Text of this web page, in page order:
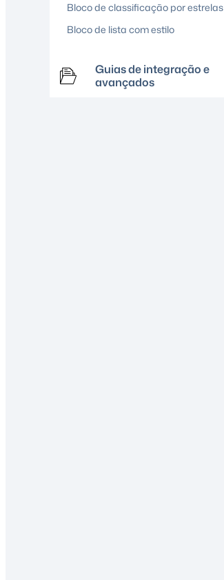
Bloco de classificação por estrelas
Bloco de lista com estilo
Guias de integração e
avançados